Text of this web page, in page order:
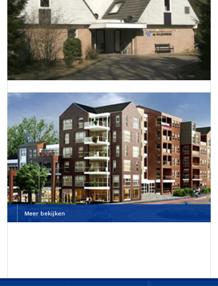
Meer bekijken